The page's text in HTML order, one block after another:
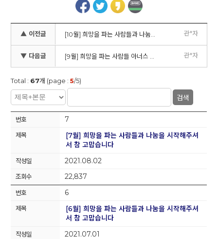
▲ 이전글 관*자
▼ 다음글 관*자
Total : 67개 (page :5/5)
검색
7
[7월] 희망을 파는 사람들과 나눔을 시작해주셔
서 참 고맙습니다
2021.08.02
22,837
6
[6월] 희망을 파는 사람들과 나눔을 시작해주셔
서 참 고맙습니다
2021.07.01